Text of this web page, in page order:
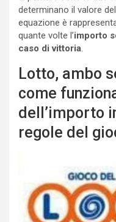
determinano il valore
equazione è
quante volte l’importo
caso di vittoria.
Lotto, ambo
come
dell’importo
regole del